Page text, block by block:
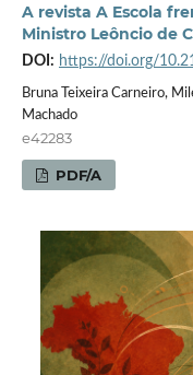
A revista A Escola
Ministro Leôncio de
DOI: https://doi.org/
Bruna Teixeira Carneiro,
Machado
e42283
PDF/A